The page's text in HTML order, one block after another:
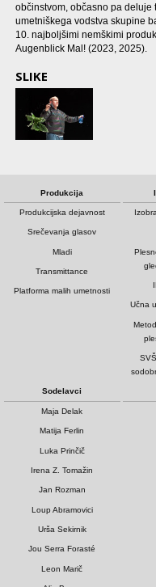
občinstvom, občasno pa deluje
umetniškega vodstva skupine
10. najboljšimi nemškimi
Augenblick Mal! (2023, 2025).
SLIKE
Produkcija
Produkcijska dejavnost
Srečevanja glasov
Mladi
Transmittance
Platforma malih umetnosti
Učna
Sodelavci
Maja Delak
Matija Ferlin
Luka Prinčič
Irena Z. Tomažin
Jan Rozman
Loup Abramovici
Urša Sekirnik
Jou Serra Forasté
Leon Marič